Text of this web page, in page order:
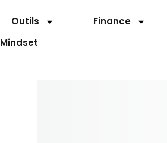
Outils Finance
Mindset